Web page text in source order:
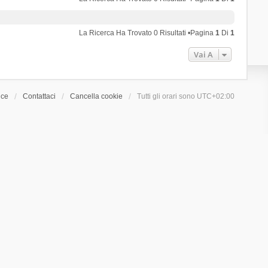
La Ricerca Ha Trovato 0 Risultati •Pagina1 Di1
Vai A
Contattaci Cancella cookie Tutti gli orari sono UTC+02:00